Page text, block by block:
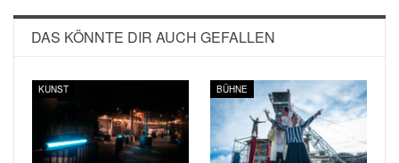
DAS KÖNNTE DIR AUCH GEFALLEN
KUNST BÜHNE